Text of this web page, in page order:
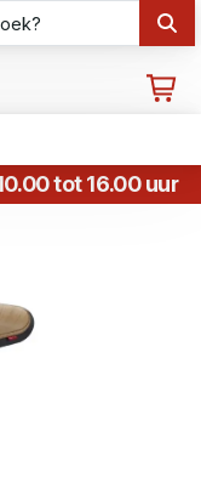
tot 16.00 uur